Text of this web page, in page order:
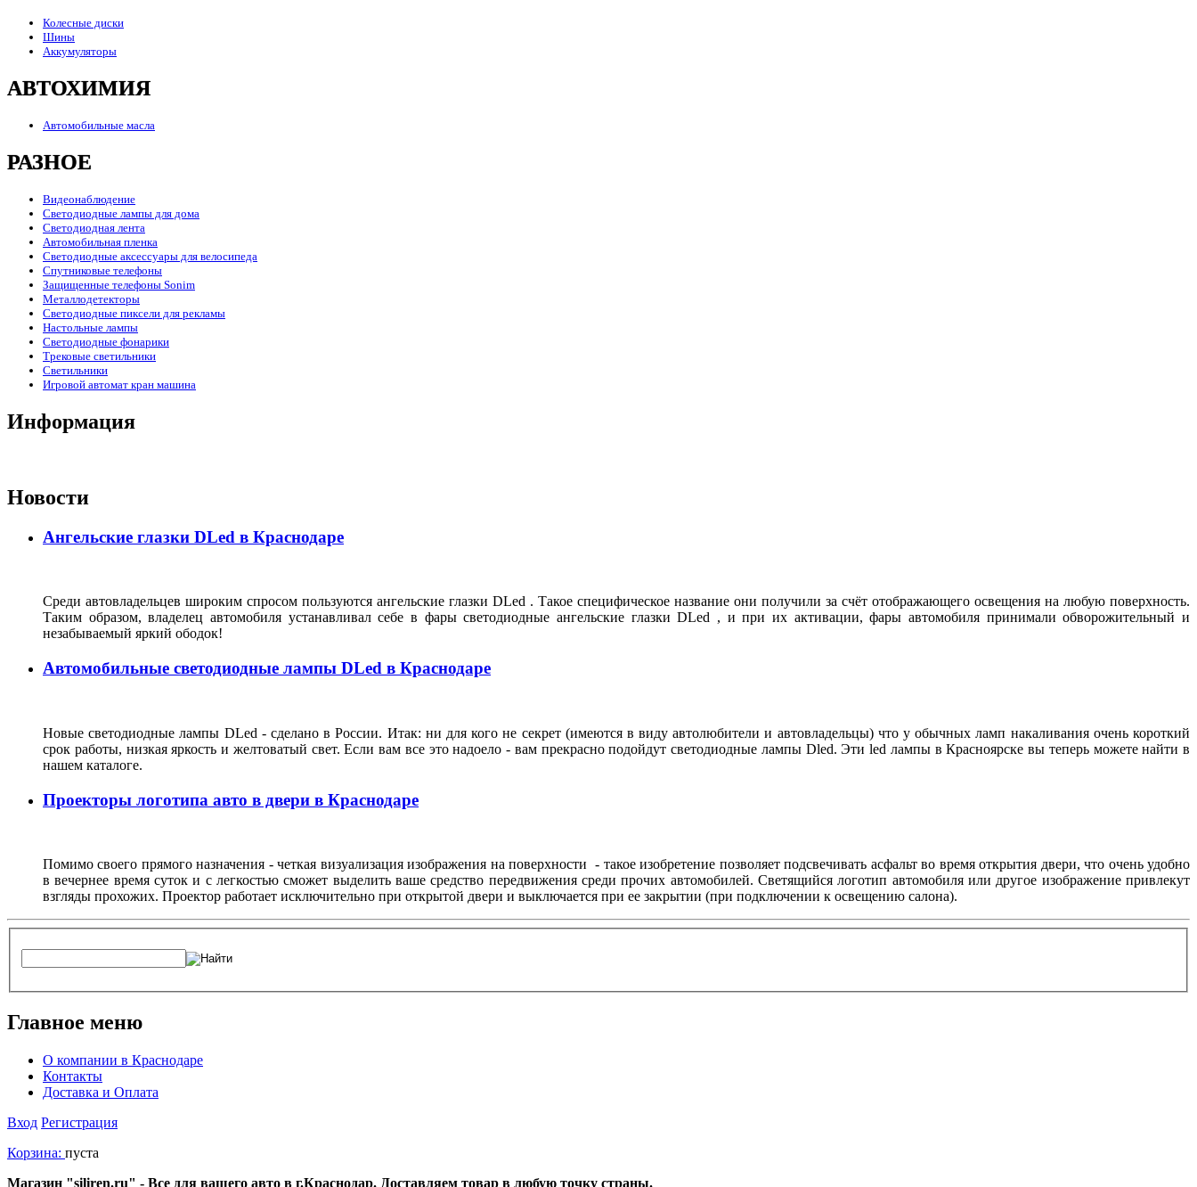
Колесные диски
Шины
Аккумуляторы
АВТОХИМИЯ
Автомобильные масла
РАЗНОЕ
Видеонаблюдение
Светодиодные лампы для дома
Светодиодная лента
Автомобильная пленка
Светодиодные аксессуары для велосипеда
Спутниковые телефоны
Защищенные телефоны Sonim
Металлодетекторы
Светодиодные пиксели для рекламы
Настольные лампы
Светодиодные фонарики
Трековые светильники
Светильники
Игровой автомат кран машина
Информация
Новости
Ангельские глазки DLed в Краснодаре
Среди автовладельцев широким спросом пользуются ангельские глазки DLed . Такое специфическое название они получили за счёт отображающего освещения на любую поверхность.
Таким образом, владелец автомобиля устанавливал себе в фары светодиодные ангельские глазки DLed , и при их активации, фары автомобиля принимали обворожительный и
незабываемый яркий ободок!
Автомобильные светодиодные лампы DLed в Краснодаре
Новые светодиодные лампы DLed - сделано в России. Итак: ни для кого не секрет (имеются в виду автолюбители и автовладельцы) что у обычных ламп накаливания очень короткий
срок работы, низкая яркость и желтоватый свет. Если вам все это надоело - вам прекрасно подойдут светодиодные лампы Dled. Эти led лампы в Красноярске вы теперь можете найти в
нашем каталоге.
Проекторы логотипа авто в двери в Краснодаре
Помимо своего прямого назначения - четкая визуализация изображения на поверхности - такое изобретение позволяет подсвечивать асфальт во время открытия двери, что очень удобно
в вечернее время суток и с легкостью сможет выделить ваше средство передвижения среди прочих автомобилей. Светящийся логотип автомобиля или другое изображение привлекут
взгляды прохожих. Проектор работает исключительно при открытой двери и выключается при ее закрытии (при подключении к освещению салона).
Главное меню
О компании в Краснодаре
Контакты
Доставка и Оплата
Вход Регистрация
Корзина: пуста
Магазин "siliren.ru" - Все для вашего авто в г.Краснодар. Доставляем товар в любую точку страны.